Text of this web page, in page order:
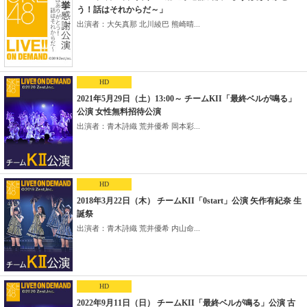
う！話はそれからだ～」
出演者：大矢真那 北川綾巴 熊崎晴...
HD
2021年5月29日（土）13:00～ チームKII「最終ベルが鳴る」
公演 女性無料招待公演
出演者：青木詩織 荒井優希 岡本彩...
HD
2018年3月22日（木） チームKII「0start」公演 矢作有紀奈 生
誕祭
出演者：青木詩織 荒井優希 内山命...
HD
2022年9月11日（日） チームKII「最終ベルが鳴る」公演 古